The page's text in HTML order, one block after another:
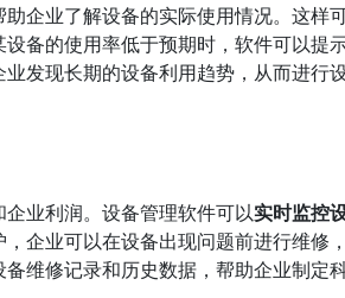
企业了解设备的实际使用情况。这样
设备的使用率低于预期时，软件可以提
发现长期的设备利用趋势，从而进行
业利润。设备管理软件可以实时监控
企业可以在设备出现问题前进行维修
维修记录和历史数据，帮助企业制定